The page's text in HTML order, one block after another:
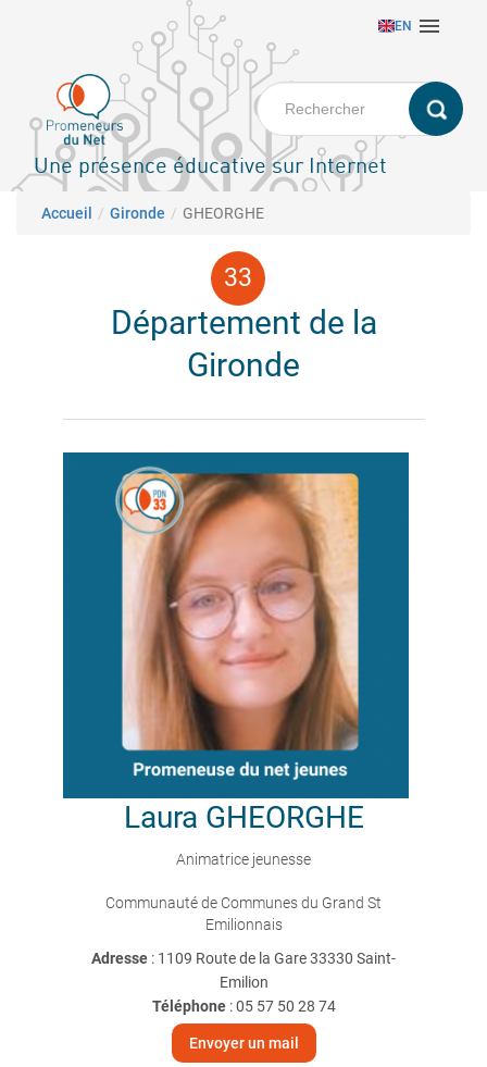
principal
EN 
Une présence éducative sur Internet
Fil d'Ariane
Accueil Gironde GHEORGHE
Département de la
Gironde
Laura GHEORGHE
Animatrice jeunesse
Communauté de Communes du Grand St
Emilionnais
Adresse : 1109 Route de la Gare 33330 Saint-
Emilion
Téléphone:05 57 50 28 74
Envoyer un mail